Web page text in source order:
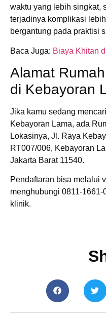
waktu yang lebih singkat,
terjadinya komplikasi
bergantung pada praktisi
Baca Juga: Biaya Khitan
Alamat
di Kebayoran
Jika kamu sedang
Kebayoran Lama, ada
Lokasinya, Jl. Raya
RT007/006, Kebayoran
Jakarta Barat 11540.
Pendaftaran bisa melalui
menghubungi 0811-
klinik.